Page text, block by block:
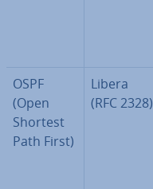
OSPF
(Open
Shortest
Path First)
Libera
(RFC 2328)